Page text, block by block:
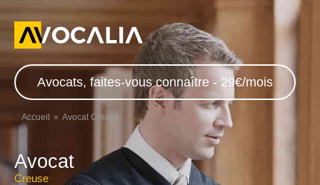
Avocats, faites-vous connaître - 29€/mois
Accueil Avocat Creuse
Avocat
Creuse